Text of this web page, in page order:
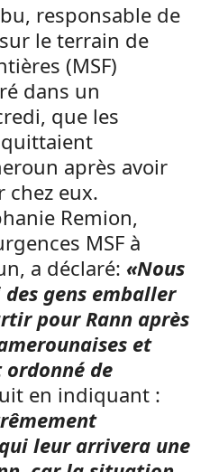
responsable de
le terrain de
(MSF)
dans un
que les
après avoir
chez eux.
Remion,
MSF à
a déclaré: «Nous
gens emballer
pour Rann après
et
de
en indiquant :
leur arrivera une